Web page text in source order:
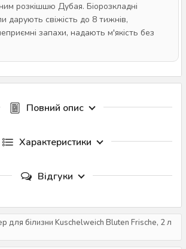
розкішшю Дубая. Біорозкладні
дарують свіжість до 8 тижнів,
запахи, надають м'якість без
Повний опис
Характеристики
Відгуки
для білизни Kuschelweich Bluten Frische, 2 л